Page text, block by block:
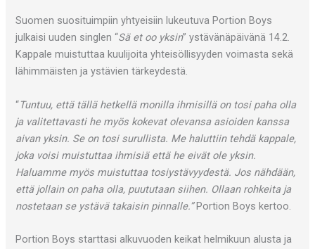
Suomen suosituimpiin yhtyeisiin lukeutuva Portion Boys
julkaisi uuden singlen “Sä et oo yksin” ystävänäpäivänä 14.2.
Kappale muistuttaa kuulijoita yhteisöllisyyden voimasta sekä
lähimmäisten ja ystävien tärkeydestä.
“Tuntuu, että tällä hetkellä monilla ihmisillä on tosi paha olla
ja valitettavasti he myös kokevat olevansa asioiden kanssa
aivan yksin. Se on tosi surullista. Me haluttiin tehdä kappale,
joka voisi muistuttaa ihmisiä että he eivät ole yksin.
Haluamme myös muistuttaa tosiystävyydestä. Jos nähdään,
että jollain on paha olla, puututaan siihen. Ollaan rohkeita ja
nostetaan se ystävä takaisin pinnalle.”Portion Boys kertoo.
Portion Boys starttasi alkuvuoden keikat helmikuun alusta ja